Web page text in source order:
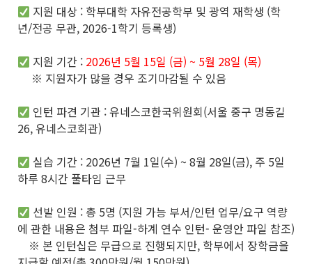
지원 대상 : 학부대학 자유전공학부 및 광역 재학생 (학
년/전공 무관, 2026-1학기 등록생)
지원 기간 : 2026년 5월 15일 (금) ~ 5월 28일 (목)
※ 지원자가 많을 경우 조기마감될 수 있음
인턴 파견 기관 : 유네스코한국위원회(서울 중구 명동길
26, 유네스코회관)
실습 기간 : 2026년 7월 1일(수) ~ 8월 28일(금), 주 5일
하루 8시간 풀타임 근무
선발 인원 : 총 5명 (지원 가능 부서/인턴 업무/요구 역량
에 관한 내용은 첨부 파일-하계 연수 인턴- 운영안 파일 참조)
※ 본 인턴십은 무급으로 진행되지만, 학부에서 장학금을